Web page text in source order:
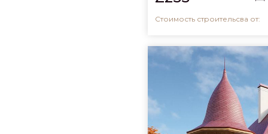
Стоимость строительсва от: